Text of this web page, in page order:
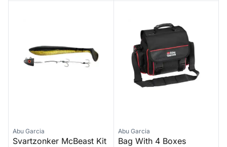
Abu Garcia
Svartzonker McBeast Kit
Abu Garcia
Bag With 4 Boxes